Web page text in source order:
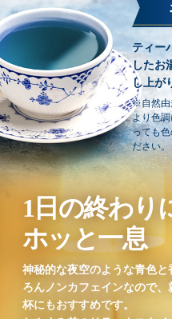
ティー
したお
し上が
※自然由
より色
っても
ださい。
1日の終わり
ホッと一息
神秘的な夜空のような青色と
ろんノンカフェインなので、
杯にもおすすめです。